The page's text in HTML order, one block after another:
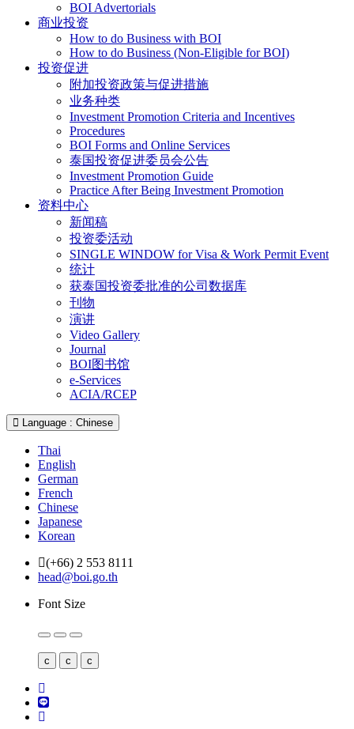
BOI Advertorials
商业投资
How to do Business with BOI
How to do Business (Non-Eligible for BOI)
投资促进
附加投资政策与促进措施
业务种类
Investment Promotion Criteria and Incentives
Procedures
BOI Forms and Online Services
泰国投资促进委员会公告
Investment Promotion Guide
Practice After Being Investment Promotion
资料中心
新闻稿
投资委活动
SINGLE WINDOW for Visa & Work Permit Event
统计
获泰国投资委批准的公司数据库
刊物
演讲
Video Gallery
Journal
BOI图书馆
e-Services
ACIA/RCEP
Language : Chinese
Thai
English
German
French
Chinese
Japanese
Korean
(+66) 2 553 8111
head@boi.go.th
Font Size
c c c